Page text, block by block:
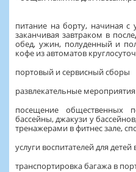
питание на борту, начиная
заканчивая завтраком в
обед, ужин, полуденный и
кофе из автоматов
портовый и сервисный сборы
развлекательные
посещение общественных
бассейны, джакузи у
тренажерами в фитнес зале,
услуги воспитателей для
транспортировка багажа в